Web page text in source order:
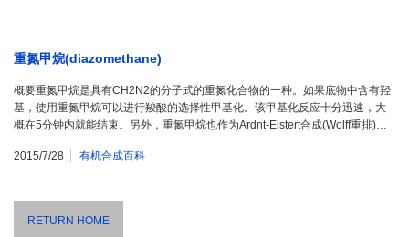
重氮甲烷(diazomethane)
概要重氮甲烷是具有CH2N2的分子式的重氮化合物的一种。如果底物中含有羟
基，使用重氮甲烷可以进行羧酸的选择性甲基化。该甲基化反应十分迅速，大
概在5分钟内就能结束。另外，重氮甲烷也作为Ardnt-Eistert合成(Wolff重排)…
2015/7/28 有机合成百科
RETURN HOME